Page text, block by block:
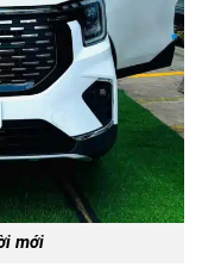
mới